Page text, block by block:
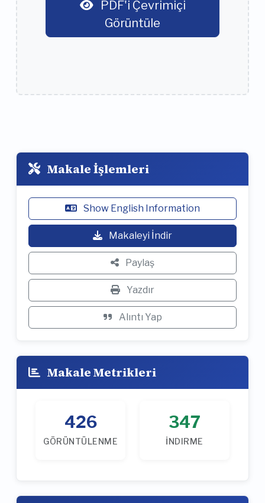
Görüntüle
Makale İşlemleri
Show English Information
Makaleyi İndir
Paylaş
Yazdır
Alıntı Yap
Makale Metrikleri
426
GÖRÜNTÜLENME
347
İNDIRME